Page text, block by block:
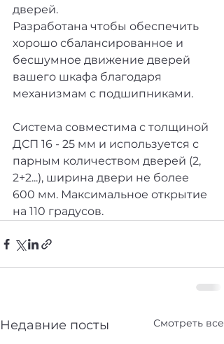
дверей.
Разработана чтобы обеспечить
хорошо сбалансированное и
бесшумное движение дверей
вашего шкафа благодаря
механизмам с подшипниками.
Система совместима с толщиной
ДСП 16 - 25 мм и используется с
парным количеством дверей (2,
2+2...), ширина двери не более
600 мм. Максимальное открытие
на 110 градусов.
Недавние посты Смотреть все